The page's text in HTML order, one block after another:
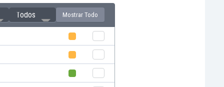
Todos Mostrar Todo